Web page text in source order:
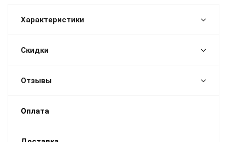
Характеристики
Скидки
Отзывы
Оплата